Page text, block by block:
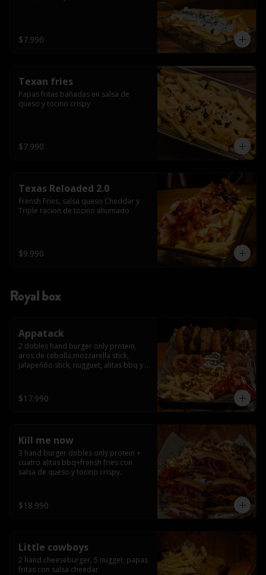
$7.990
Texan fries
Papas fritas bañadas en salsa de
queso y tocino crispy
$7.990
Texas Reloaded 2.0
Frensh Fries, salsa queso Cheddar y
Triple racion de tocino ahumado
$9.990
Royal box
Appatack
2 dobles hand burger only protein,
aros de cebolla,mozzarella stick,
jalapeñõo stick, nugguet, alitas bbq y
$17.990
Kill me now
3 hand burger dobles only protein +
cuatro alitas bbq+frensh fries con
salsa de queso y tocino crispy.
$18.990
Little cowboys
2 hand cheeseburger, 5 nugget, papas
fritas con salsa cheedar